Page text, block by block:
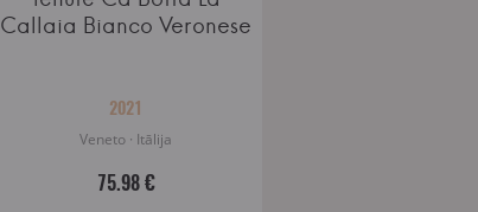
Callaia Bianco Veronese
2021
Veneto · Itālija
75.98 €